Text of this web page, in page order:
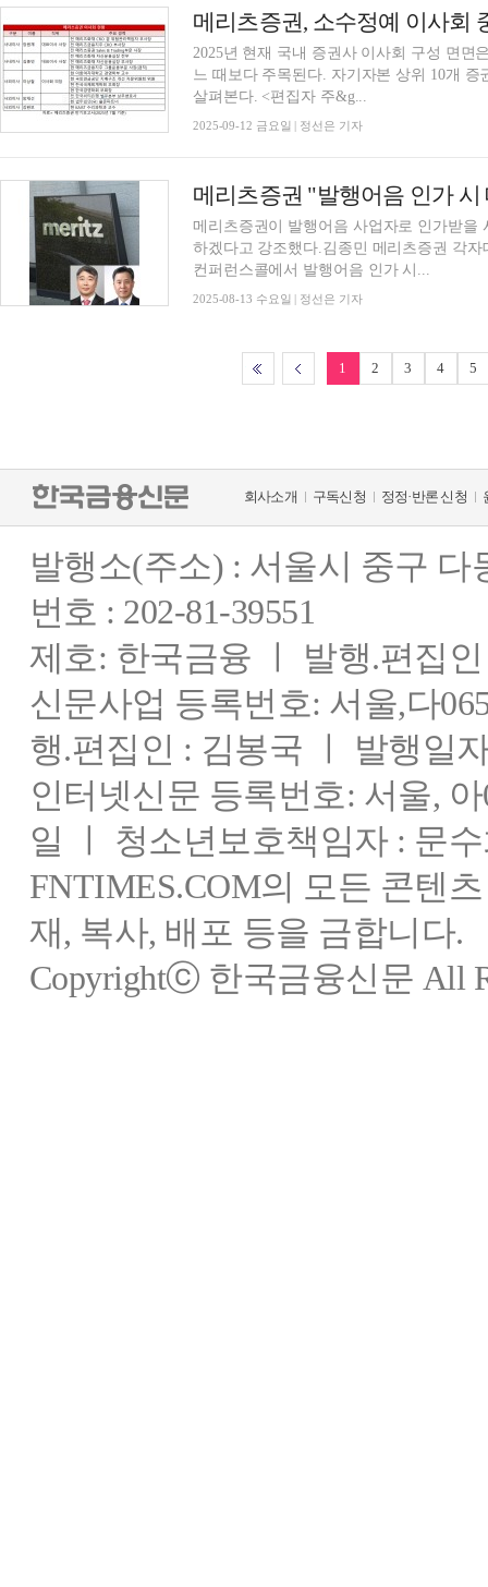
2025년 현재 국내 증권사 이사회 구성 면면
느 때보다 주목된다. 자기자본 상위 10개
살펴본다. <편집자 주&g...
2025-09-12 금요일 | 정선은 기자
메리츠증권 "발행어음 인가
메리츠증권이 발행어음 사업자로 인가받
하겠다고 강조했다.김종민 메리츠증권 각
컨퍼런스콜에서 발행어음 인가 시...
2025-08-13 수요일 | 정선은 기자
1 2 3 4 5
회사소개 구독신청 정정·반론 신청
발행소(주소) : 서울시 중구
번호 : 202-81-39551
제호: 한국금융 ㅣ 발행.편집
신문사업 등록번호: 서울,다
행.편집인 : 김봉국 ㅣ 발행일
인터넷신문 등록번호: 서울,
일 ㅣ 청소년보호책임자 : 문
FNTIMES.COM의 모든 콘텐
재, 복사, 배포 등을 금합니다.
Copyrightⓒ 한국금융신문 All